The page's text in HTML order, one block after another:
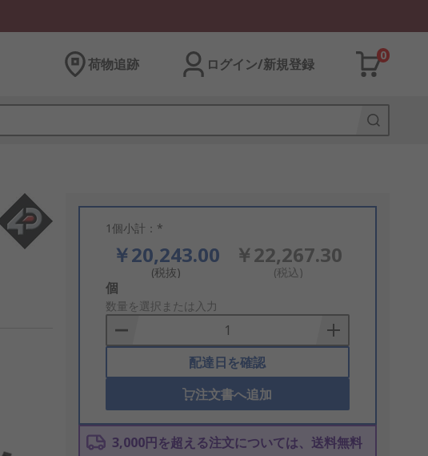
荷物追跡 ログイン/新規登録
0
1個小計：*
￥20,243.00
(税抜)
￥22,267.30
(税込)
Add
to
Basket
個
数量を選択または入力
配達日を確認
注文書へ追加
3,000円を超える注文については、送料無料